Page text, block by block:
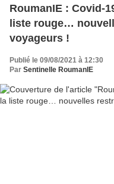
RoumanIE : Covid-
liste rouge…
voyageurs !
Publié le 09/08/2021 à 12:30
Par Sentinelle RoumanIE